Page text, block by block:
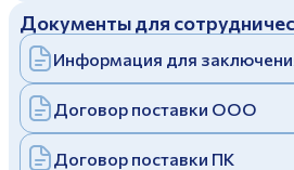
Отправить
Заполняя и отправляя форму, вы
cполитикой конфиденциальности
Заполняя и отправляя форму, вы
cполитикой конфиденциальности
Дулевский фарфоровый завод ©
Политика конфиденциальности
Документы для
Информация для
Договор поставки ООО
Договор поставки ПК